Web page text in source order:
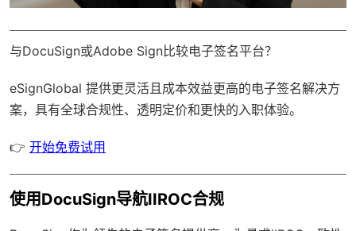
与DocuSign或Adobe Sign比较电子签名平台？
eSignGlobal 提供更灵活且成本效益更高的电子签名解决方
案，具有全球合规性、透明定价和更快的入职体验。
👉 开始免费试用
使用DocuSign导航IIROC合规